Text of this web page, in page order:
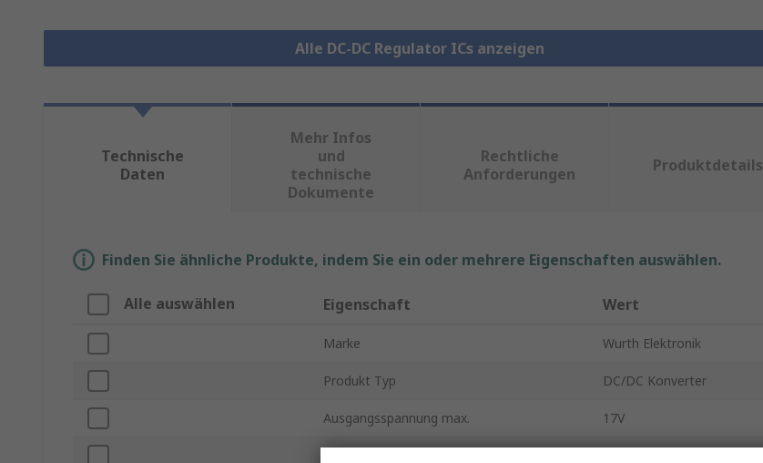
Alle DC-DC Regulator ICs anzeigen
Technische
Daten
Mehr Infos
und
technische
Dokumente
Rechtliche
Anforderungen
Produktdetails
Finden Sie ähnliche Produkte, indem Sie ein oder mehrere Eigenschaften auswählen.
Alle auswählen Eigenschaft Wert
Marke Wurth Elektronik
Produkt Typ DC/DC Konverter
Ausgangsspannung max. 17V